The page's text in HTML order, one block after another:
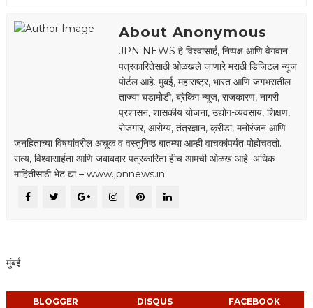
About Anonymous
JPN NEWS हे विश्वासार्ह, निष्पक्ष आणि वेगवान
पत्रकारितेसाठी ओळखले जाणारे मराठी डिजिटल न्यूज
पोर्टल आहे. मुंबई, महाराष्ट्र, भारत आणि जगभरातील
ताज्या घडामोडी, ब्रेकिंग न्यूज, राजकारण, नागरी
प्रशासन, शासकीय योजना, उद्योग-व्यवसाय, शिक्षण,
रोजगार, आरोग्य, तंत्रज्ञान, क्रीडा, मनोरंजन आणि
जनहिताच्या विषयांवरील अचूक व वस्तुनिष्ठ बातम्या आम्ही वाचकांपर्यंत पोहोचवतो.
सत्य, विश्वासार्हता आणि जबाबदार पत्रकारिता हीच आमची ओळख आहे. अधिक
माहितीसाठी भेट द्या – www.jpnnews.in
मुंबई
BLOGGER DISQUS FACEBOOK